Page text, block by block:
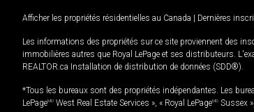
Afficher les propriétés résidentielles au Canada | Dernières
Les informations des propriétés sur ce site proviennent des
immobilières autres que Royal LePage et ses distributeurs.
REALTOR.ca Installation de distribution de données (SDD®).
*Tous les bureaux sont des propriétés indépendantes. Les
LePageMD West Real Estate Services », « Royal LePageMD Sussex